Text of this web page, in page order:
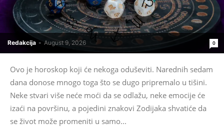
Redakcija - August 9, 2026 0
Ovo je horoskop koji će nekoga oduševiti. Narednih sedam
dana donose mnogo toga što se dugo pripremalo u tišini.
Neke stvari više neće moći da se odlažu, neke emocije će
izaći na površinu, a pojedini znakovi Zodijaka shvatiće da
se život može promeniti u samo...